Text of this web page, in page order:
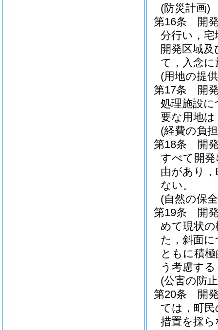
(防災計画)
第16条
開
分行い，
開発区域
て，入念
(用地の提
第17条
開
処理施設
要な用地
(経費の負
第18条
開
すべて開
由があり
ない。
(自然の保
第19条
開
めて現状
た，斜面
ともに積
う考慮す
(公害の防
第20条
開
ては，町
措置を採